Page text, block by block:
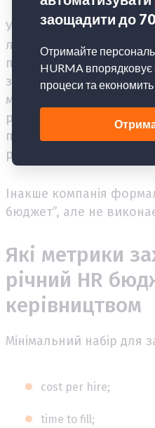
У такій ситуації
лише з торішніх даних.
порахувати: планове
заміщення втрат,
менеджерів з продажу,
рекрутинг під новий
перегляд компенсації
ризиком відтоку.
Інакше компанія
бюджет”, але не
Які метрики
річний HR
керівництвом
Мінімальний набір для
cost per hire;
time to fill;